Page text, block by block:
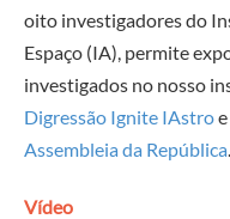
oito investigadores do
Espaço (IA), permite
investigados no nosso
Digressão Ignite IAstro
Assembleia da República.
Vídeo